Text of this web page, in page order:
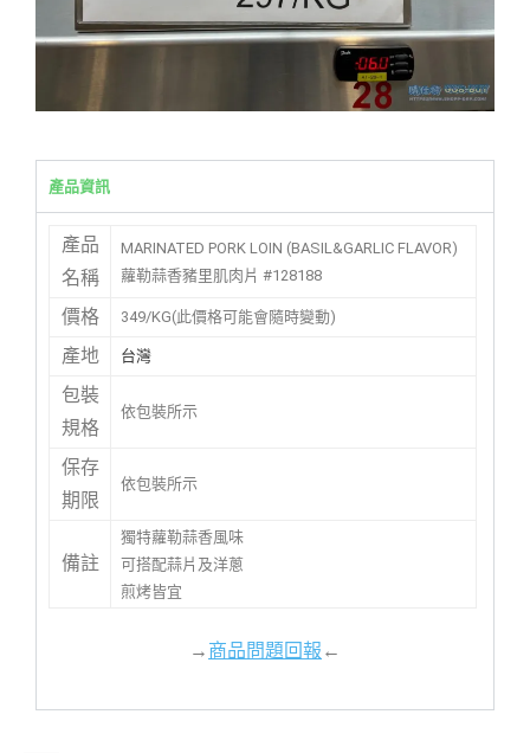
產品資訊
產品
名稱
MARINATED PORK LOIN (BASIL&GARLIC FLAVOR)
蘿勒蒜香豬里肌肉片 #128188
價格 349/KG(此價格可能會隨時變動)
產地 台灣
包裝
規格
依包裝所示
保存
期限
依包裝所示
備註
獨特蘿勒蒜香風味
可搭配蒜片及洋蔥
煎烤皆宜
→商品問題回報←